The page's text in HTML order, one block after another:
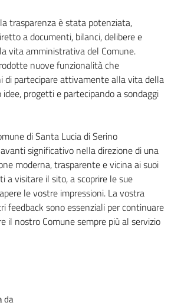
trasparenza è stata potenziata,
a documenti, bilanci, delibere e
vita amministrativa del Comune.
nuove funzionalità che
di partecipare attivamente alla vita della
progetti e partecipando a sondaggi
di Santa Lucia di Serino
significativo nella direzione di una
moderna, trasparente e vicina ai suoi
visitare il sito, a scoprire le sue
le vostre impressioni. La vostra
feedback sono essenziali per continuare
il nostro Comune sempre più al servizio
da